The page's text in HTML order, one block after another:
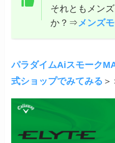
それともメン
か？⇒ メンズ
パラダイムAiスモーク
式ショップでみてみる ＞